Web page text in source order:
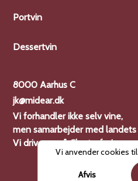
Portvin
Dessertvin
8000 Aarhus C
jk@midear.dk
Vi forhandler ikke selv vine,
men samarbejder med
Vi driver også Charterferien
Vi anvender cookies
Afvis